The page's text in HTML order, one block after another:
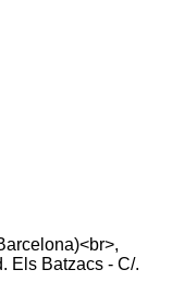
Els Batzacs - C/.